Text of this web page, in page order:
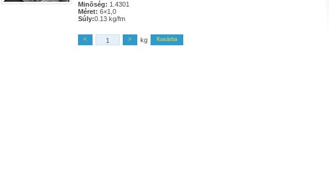
Minõség: 1.4301
Méret: 6×1,0
Súly:0.13 kg/fm
< > kg Kosárba